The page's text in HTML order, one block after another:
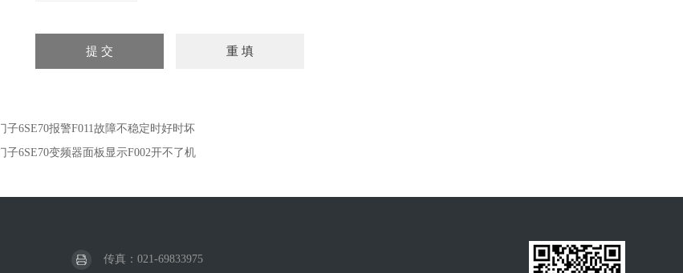
子6SE70报警F011故障不稳定时好时坏
子6SE70变频器面板显示F002开不了机
传真：021-69833975